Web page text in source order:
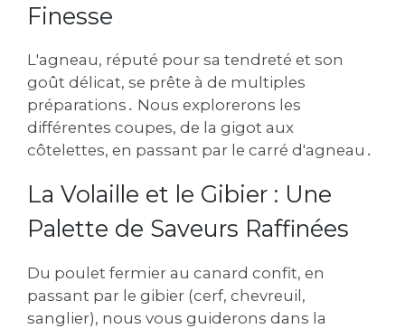
Finesse
L'agneau, réputé pour sa tendreté et son
goût délicat, se prête à de multiples
préparations․ Nous explorerons les
différentes coupes, de la gigot aux
côtelettes, en passant par le carré d'agneau․
La Volaille et le Gibier : Une
Palette de Saveurs Raffinées
Du poulet fermier au canard confit, en
passant par le gibier (cerf, chevreuil,
sanglier), nous vous guiderons dans la